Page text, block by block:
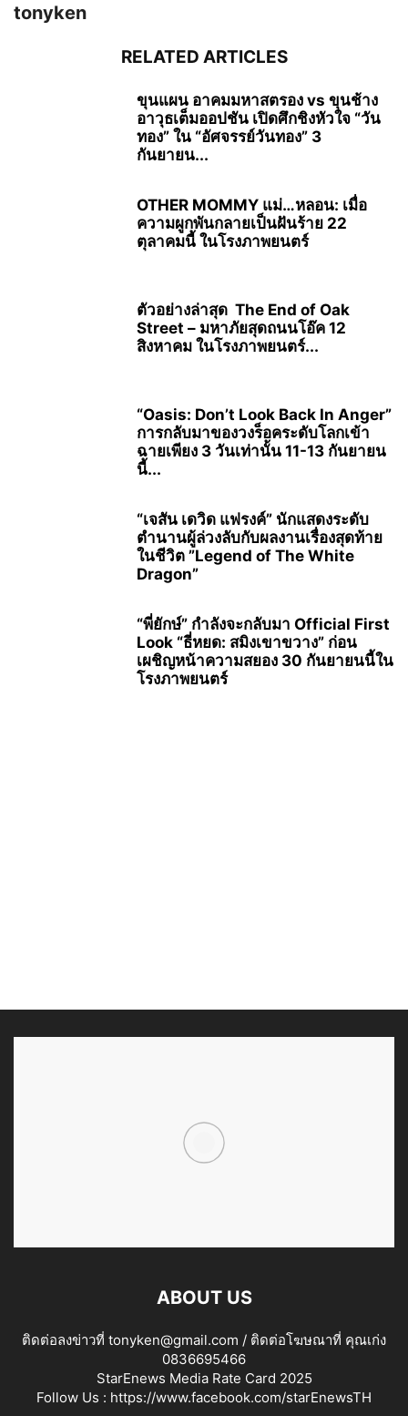
tonyken
RELATED ARTICLES
ขุนแผน อาคมมหาสตรอง vs ขุนช้าง
อาวุธเต็มออปชัน เปิดศึกชิงหัวใจ “วัน
ทอง” ใน “อัศจรรย์วันทอง” 3
กันยายน...
OTHER MOMMY แม่…หลอน: เมื่อ
ความผูกพันกลายเป็นฝันร้าย 22
ตุลาคมนี้ ในโรงภาพยนตร์
ตัวอย่างล่าสุด The End of Oak
Street – มหาภัยสุดถนนโอ๊ค 12
สิงหาคม ในโรงภาพยนตร์...
“Oasis: Don’t Look Back In Anger”
การกลับมาของวงร็อคระดับโลกเข้า
ฉายเพียง 3 วันเท่านั้น 11-13 กันยายน
นี้...
“เจสัน เดวิด แฟรงค์” นักแสดงระดับ
ตำนานผู้ล่วงลับกับผลงานเรื่องสุดท้าย
ในชีวิต ”Legend of The White
Dragon”
“พี่ยักษ์” กำลังจะกลับมา Official First
Look “ธี่หยด: สมิงเขาขวาง” ก่อน
เผชิญหน้าความสยอง 30 กันยายนนี้ใน
โรงภาพยนตร์
ABOUT US
ติดต่อลงข่าวที่ tonyken@gmail.com / ติดต่อโฆษณาที่ คุณเก่ง
0836695466
StarEnews Media Rate Card 2025
Follow Us : https://www.facebook.com/starEnewsTH